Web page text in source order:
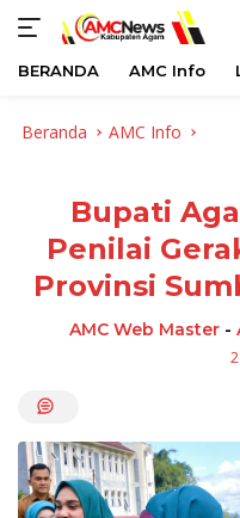
BERANDA AMC Info
Beranda AMC Info
Bupati
Penilai
Provinsi
AMC Web Master -